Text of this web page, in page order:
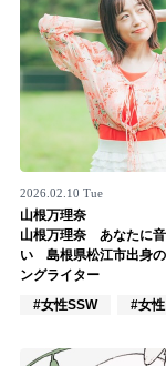
2026.02.10 Tue
山根万理奈
山根万理奈 あなたに
い 島根県松江市出身
ングライター
#女性SSW
#女